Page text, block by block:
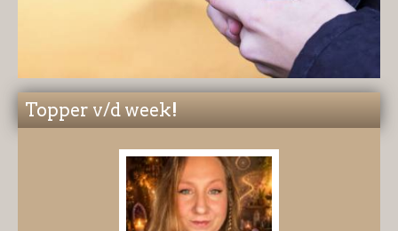
Topper v/d week!